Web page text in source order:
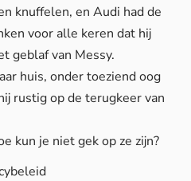
knuffelen, en Audi had de
voor alle keren dat hij
geblaf van Messy.
huis, onder toeziend oog
rustig op de terugkeer van
kun je niet gek op ze zijn?